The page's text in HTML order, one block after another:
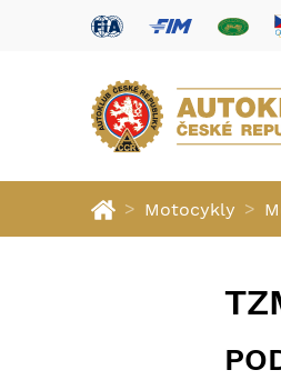
> Motocykly >